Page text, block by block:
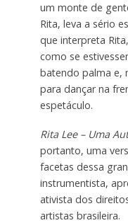
um monte de
Rita, leva a sério
que interpreta
como se
batendo palma e,
para dançar na
espetáculo.
Rita Lee – Uma
portanto, uma
facetas dessa
instrumentista,
ativista dos
artistas brasileira.